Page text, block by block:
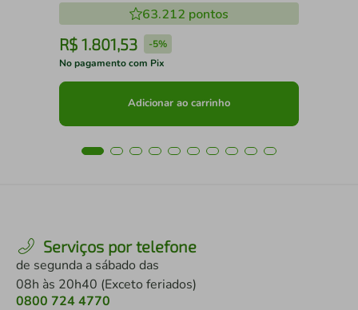
63.212 pontos
R$ 1.801,53 -5%
No pagamento com Pix
Adicionar ao carrinho
Serviços por telefone
de segunda a sábado das
08h às 20h40 (Exceto feriados)
0800 724 4770